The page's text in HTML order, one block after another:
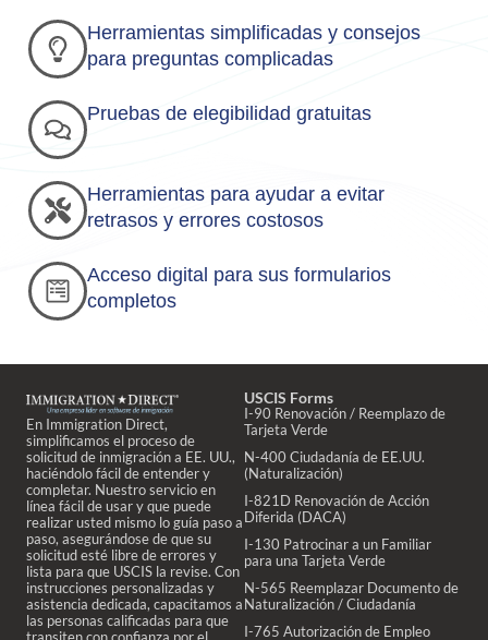
Herramientas simplificadas y consejos
para preguntas complicadas
Pruebas de elegibilidad gratuitas
Herramientas para ayudar a evitar
retrasos y errores costosos
Acceso digital para sus formularios
completos
En Immigration Direct,
simplificamos el proceso de
solicitud de inmigración a EE. UU.,
haciéndolo fácil de entender y
completar. Nuestro servicio en
línea fácil de usar y que puede
realizar usted mismo lo guía paso a
paso, asegurándose de que su
solicitud esté libre de errores y
lista para que USCIS la revise. Con
instrucciones personalizadas y
asistencia dedicada, capacitamos a
las personas calificadas para que
USCIS Forms
I-90 Renovación / Reemplazo de
Tarjeta Verde
N-400 Ciudadanía de EE.UU.
(Naturalización)
I-821D Renovación de Acción
Diferida (DACA)
I-130 Patrocinar a un Familiar
para una Tarjeta Verde
N-565 Reemplazar Documento de
Naturalización / Ciudadanía
I-765 Autorización de Empleo